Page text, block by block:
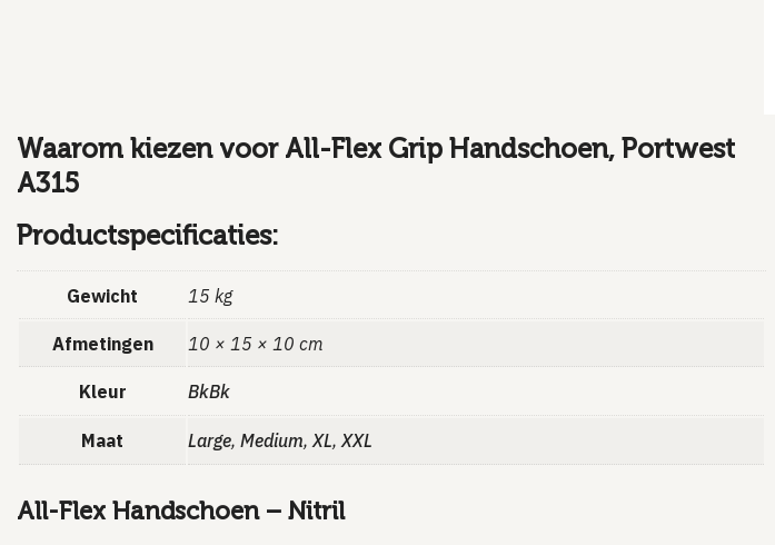
Waarom kiezen voor All-Flex Grip Handschoen, Portwest
A315
Productspecificaties:
Gewicht 15 kg
Afmetingen 10 × 15 × 10 cm
Kleur BkBk
Maat Large, Medium,XL,XXL
All-Flex Handschoen – Nitril